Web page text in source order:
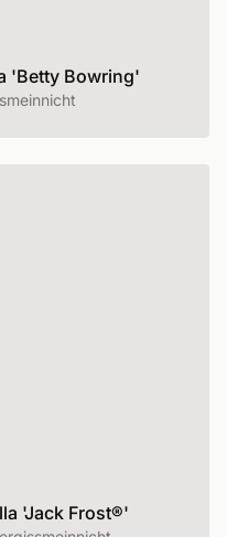
'Betty Bowring'
'Jack Frost®'